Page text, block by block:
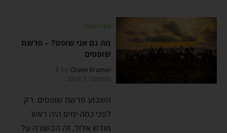
פשוט ועמוק
מה גם אני שופט? – פרשת
שופטים
by Chaim Kramer
ספטמבר 5, 2024
השבוע פרשת שופטים. רק
לפני כמה ימים היה ראש
חודש אלול, זה הבשורה על